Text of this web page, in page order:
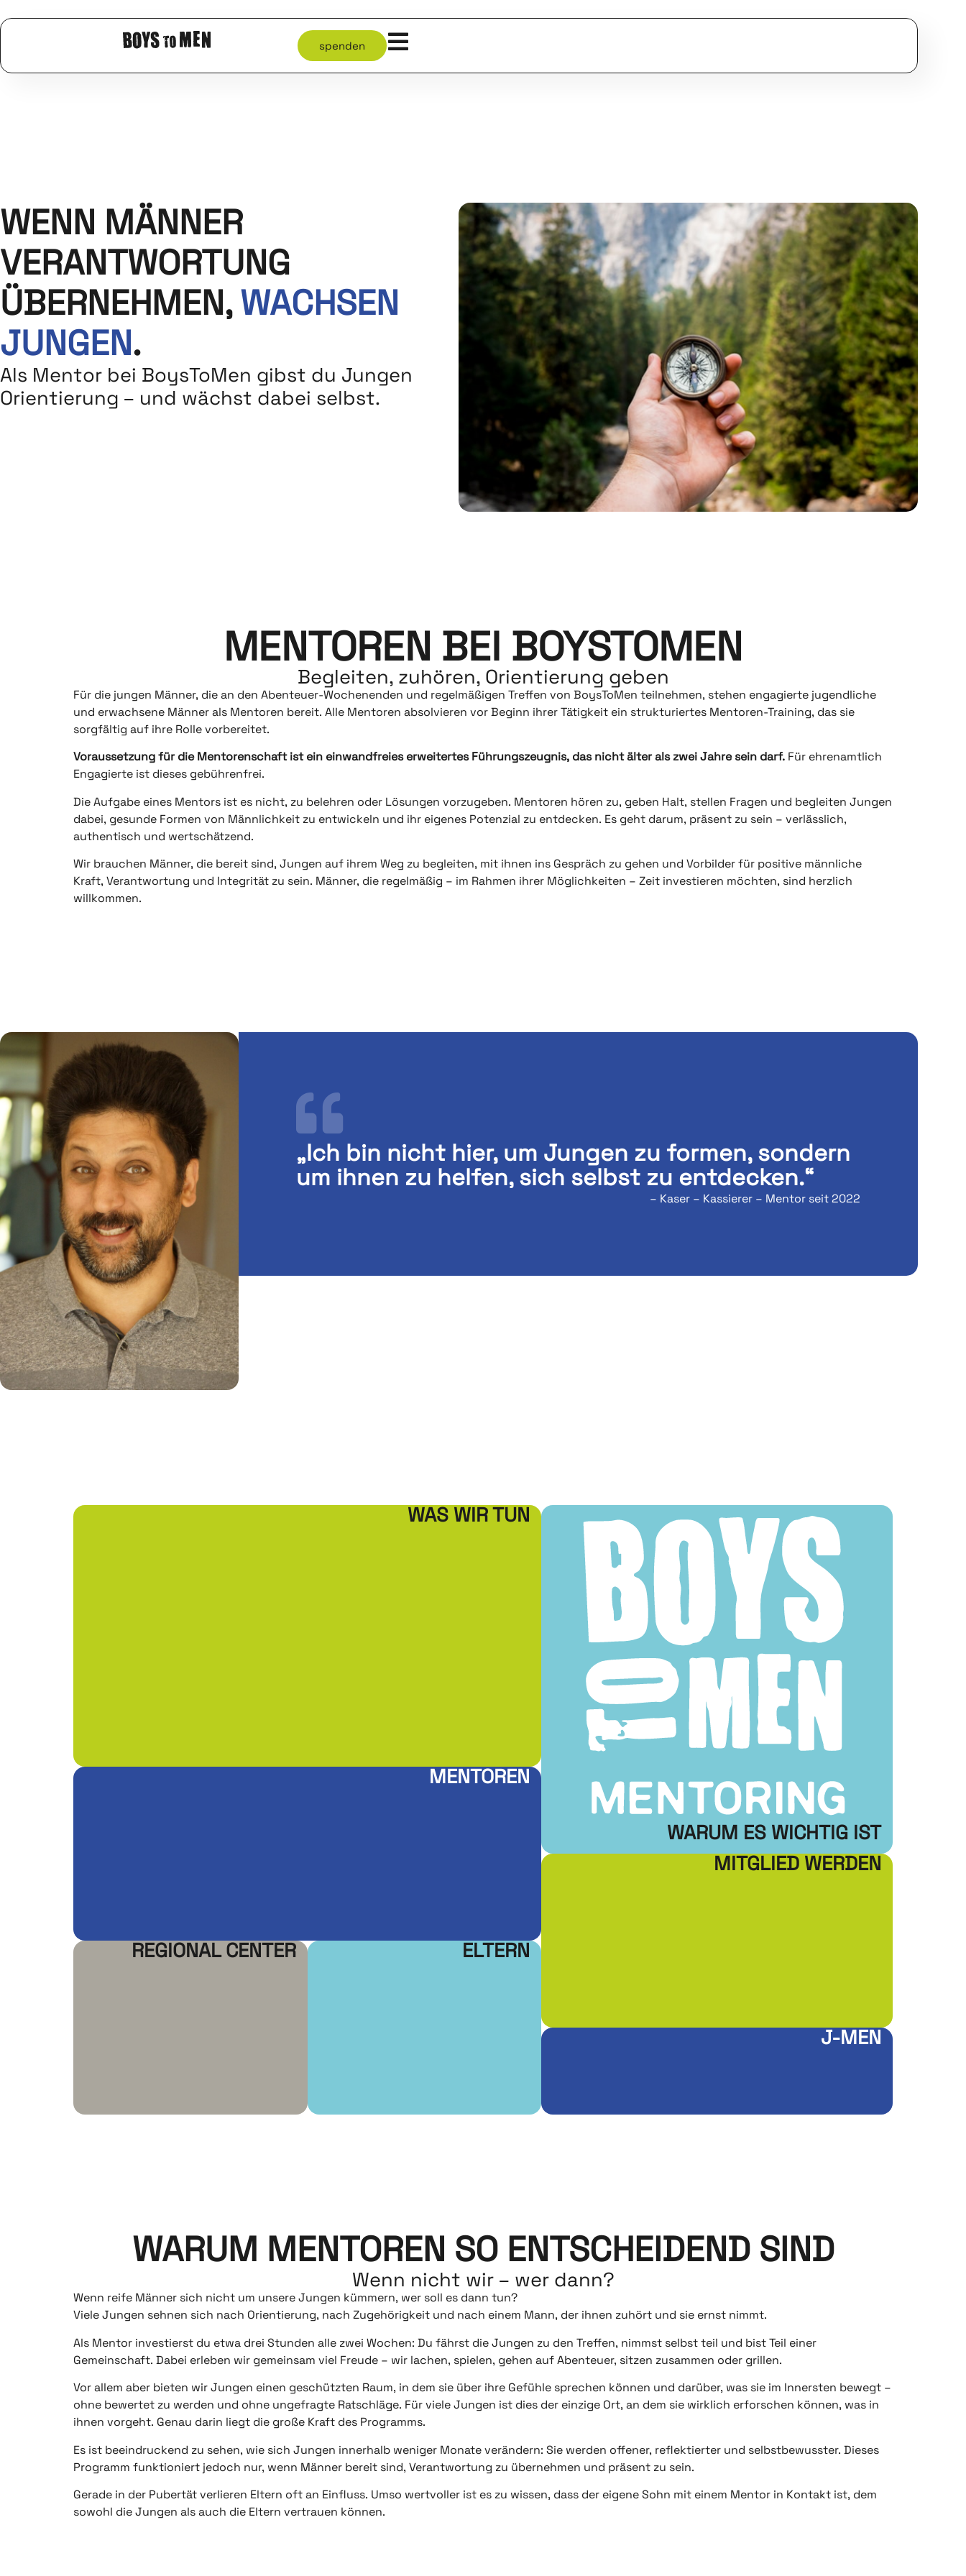
spenden
WENN MÄNNER
VERANTWORTUNG
ÜBERNEHMEN,WACHSEN
JUNGEN.
Als Mentor bei BoysToMen gibst du Jungen
Orientierung – und wächst dabei selbst.
MENTOREN BEI BOYSTOMEN
Begleiten, zuhören, Orientierung geben
Für die jungen Männer, die an den Abenteuer-Wochenenden und regelmäßigen Treffen von BoysToMen teilnehmen, stehen engagierte jugendliche
und erwachsene Männer als Mentoren bereit. Alle Mentoren absolvieren vor Beginn ihrer Tätigkeit ein strukturiertes Mentoren-Training, das sie
sorgfältig auf ihre Rolle vorbereitet.
Voraussetzung für die Mentorenschaft ist ein einwandfreies erweitertes Führungszeugnis, das nicht älter als zwei Jahre sein darf. Für ehrenamtlich
Engagierte ist dieses gebührenfrei.
Die Aufgabe eines Mentors ist es nicht, zu belehren oder Lösungen vorzugeben. Mentoren hören zu, geben Halt, stellen Fragen und begleiten Jungen
dabei, gesunde Formen von Männlichkeit zu entwickeln und ihr eigenes Potenzial zu entdecken. Es geht darum, präsent zu sein – verlässlich,
authentisch und wertschätzend.
Wir brauchen Männer, die bereit sind, Jungen auf ihrem Weg zu begleiten, mit ihnen ins Gespräch zu gehen und Vorbilder für positive männliche
Kraft, Verantwortung und Integrität zu sein. Männer, die regelmäßig – im Rahmen ihrer Möglichkeiten – Zeit investieren möchten, sind herzlich
willkommen.
„Ich bin nicht hier, um Jungen zu formen, sondern
um ihnen zu helfen, sich selbst zu entdecken.“
– Kaser – Kassierer – Mentor seit 2022
WAS WIR TUN
WARUM ES WICHTIG IST
MENTOREN
MITGLIED WERDEN
REGIONAL CENTER ELTERN
J-MEN
WARUM MENTOREN SO ENTSCHEIDEND SIND
Wenn nicht wir – wer dann?
Wenn reife Männer sich nicht um unsere Jungen kümmern, wer soll es dann tun?
Viele Jungen sehnen sich nach Orientierung, nach Zugehörigkeit und nach einem Mann, der ihnen zuhört und sie ernst nimmt.
Als Mentor investierst du etwa drei Stunden alle zwei Wochen: Du fährst die Jungen zu den Treffen, nimmst selbst teil und bist Teil einer
Gemeinschaft. Dabei erleben wir gemeinsam viel Freude – wir lachen, spielen, gehen auf Abenteuer, sitzen zusammen oder grillen.
Vor allem aber bieten wir Jungen einen geschützten Raum, in dem sie über ihre Gefühle sprechen können und darüber, was sie im Innersten bewegt –
ohne bewertet zu werden und ohne ungefragte Ratschläge. Für viele Jungen ist dies der einzige Ort, an dem sie wirklich erforschen können, was in
ihnen vorgeht. Genau darin liegt die große Kraft des Programms.
Es ist beeindruckend zu sehen, wie sich Jungen innerhalb weniger Monate verändern: Sie werden offener, reflektierter und selbstbewusster. Dieses
Programm funktioniert jedoch nur, wenn Männer bereit sind, Verantwortung zu übernehmen und präsent zu sein.
Gerade in der Pubertät verlieren Eltern oft an Einfluss. Umso wertvoller ist es zu wissen, dass der eigene Sohn mit einem Mentor in Kontakt ist, dem
sowohl die Jungen als auch die Eltern vertrauen können.